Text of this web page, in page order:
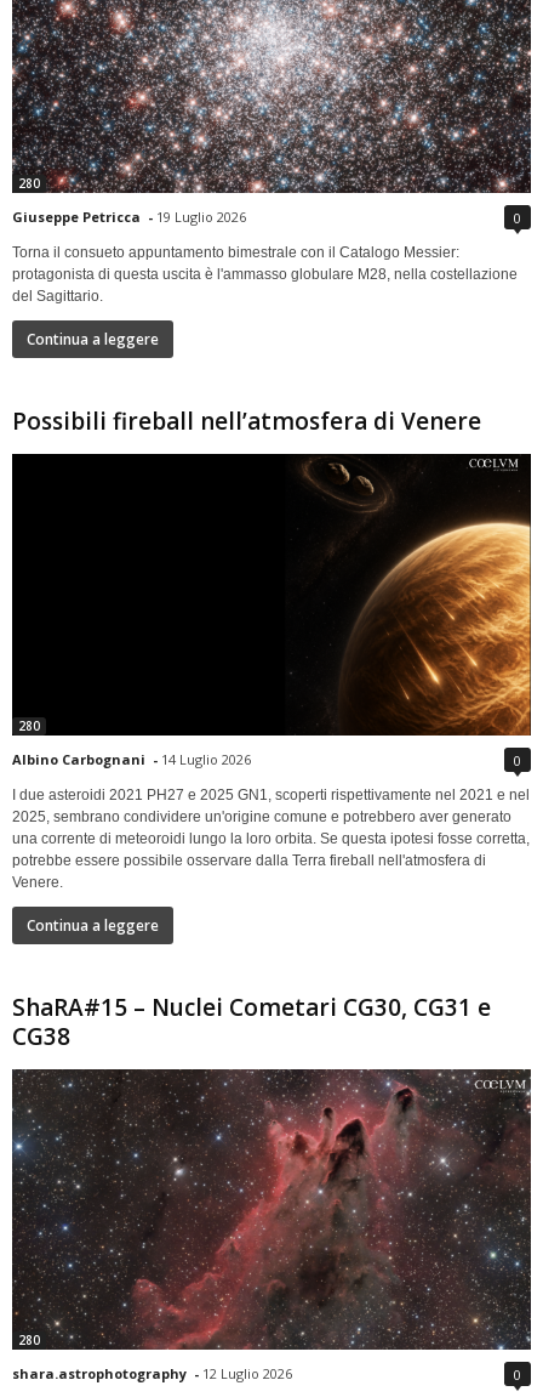
280
Giuseppe Petricca - 19 Luglio 2026 0
Torna il consueto appuntamento bimestrale con il Catalogo Messier:
protagonista di questa uscita è l'ammasso globulare M28, nella costellazione
del Sagittario.
Continua a leggere
Possibili fireball nell’atmosfera di Venere
280
Albino Carbognani - 14 Luglio 2026 0
I due asteroidi 2021 PH27 e 2025 GN1, scoperti rispettivamente nel 2021 e nel
2025, sembrano condividere un'origine comune e potrebbero aver generato
una corrente di meteoroidi lungo la loro orbita. Se questa ipotesi fosse corretta,
potrebbe essere possibile osservare dalla Terra fireball nell'atmosfera di
Venere.
Continua a leggere
ShaRA#15 – Nuclei Cometari CG30, CG31 e
CG38
280
shara.astrophotography - 12 Luglio 2026 0